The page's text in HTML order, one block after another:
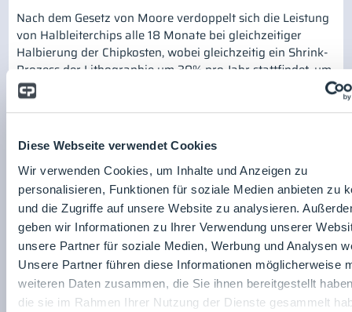
Diese Webseite verwendet Cookies
Wir verwenden Cookies, um Inhalte und Anzeigen zu
personalisieren, Funktionen für soziale Medien anbieten zu
und die Zugriffe auf unsere Website zu analysieren.
geben wir Informationen zu Ihrer Verwendung unserer
unsere Partner für soziale Medien, Werbung und Analysen
Unsere Partner führen diese Informationen möglicherweise
weiteren Daten zusammen, die Sie ihnen bereitgestellt
die sie im Rahmen Ihrer Nutzung der Dienste gesammelt
Nach dem Gesetz von Moore verdoppelt sich die Leistung
von Halbleiterchips alle 18 Monate bei gleichzeitiger
Halbierung der Chipkosten, wobei gleichzeitig ein Shrink-
Prozess der Lithographie um 30% pro Jahr stattfindet, um
mehr Chipausbeute pro Wafer zu erzielen.
Die ersten AMC-Filter wurden in den 1980er Jahren
organischen Lösemittel aus der Reinraumluft zu
entfernen. Vor 40 Jahren war die gesamte
Prozesstechnologie zur Herstellung von Halbleitern noch
fast komplett auf Nasstechnologien in dedizierten
Reinräumen basiert – im Jahr 2023 sind dagegen nur
wenige dedizierte Nassprozesse übriggeblieben.
Dazugekommen sind jedoch in großer Anzahl Plasma-
basierte Trockenätz-, CVD-, ALD-, PVD-, Lithographie-
Prozesse, die auf Prozesschemikalien basieren, auf deren
toxische, korrosive, filmbildende und andere negative